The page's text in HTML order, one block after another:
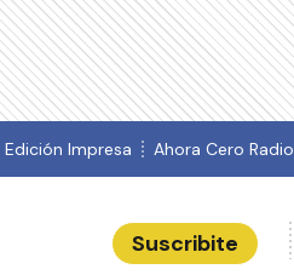
Edición Impresa Ahora Cero Radio
Suscribite